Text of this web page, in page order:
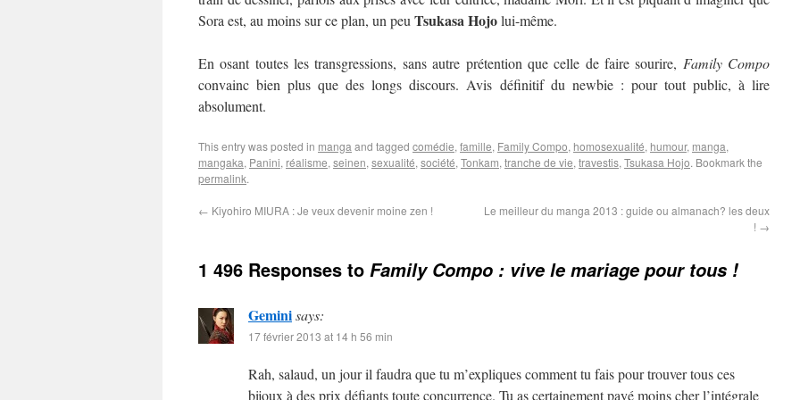
Sora est, au moins sur ce plan, un peu Tsukasa Hojolui-même.
En osant toutes les transgressions, sans autre prétention que celle de faire sourire, Family Compo
convainc bien plus que des longs discours. Avis définitif du newbie : pour tout public, à lire
absolument.
This entry was posted in manga and tagged comédie, famille, Family Compo, homosexualité, humour, manga,
mangaka, Panini, réalisme, seinen, sexualité, société, Tonkam, tranche de vie, travestis, Tsukasa Hojo. Bookmark the
permalink.
← Kiyohiro MIURA : Je veux devenir moine zen !
Le meilleur du manga 2013 : guide ou almanach? les deux
! →
1 496 Responses to Family Compo : vive le mariage pour tous !
Geminisays:
17 février 2013 at 14 h 56 min
Rah, salaud, un jour il faudra que tu m’expliques comment tu fais pour trouver tous ces
bijoux à des prix défiants toute concurrence. Tu as certainement payé moins cher l’intégrale